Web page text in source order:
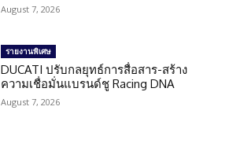
August 7, 2026
รายงานพิเศษ
DUCATI ปรับกลยุทธ์การสื่อสาร-สร้าง
ความเชื่อมั่นแบรนด์ชู Racing DNA
August 7, 2026